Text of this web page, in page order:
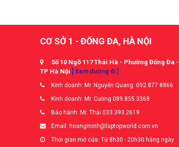
CƠ SỞ 1 - ĐỐNG ĐA, HÀ NỘI
Số 10 Ngõ 117 Thái Hà - Phường Đống Đa -
TP Hà Nội [ Xem đường đi ]
Kinh doanh: Mr. Nguyễn Quang: 092.877.8866
Kinh doanh: Mr. Cường 089.855.3368
Bảo hành: Mr. Thái 033.393.2619
Email: hoangminh@laptopworld.com.vn
Thời gian mở cửa: Từ 8h30 - 20h30 hàng ngày